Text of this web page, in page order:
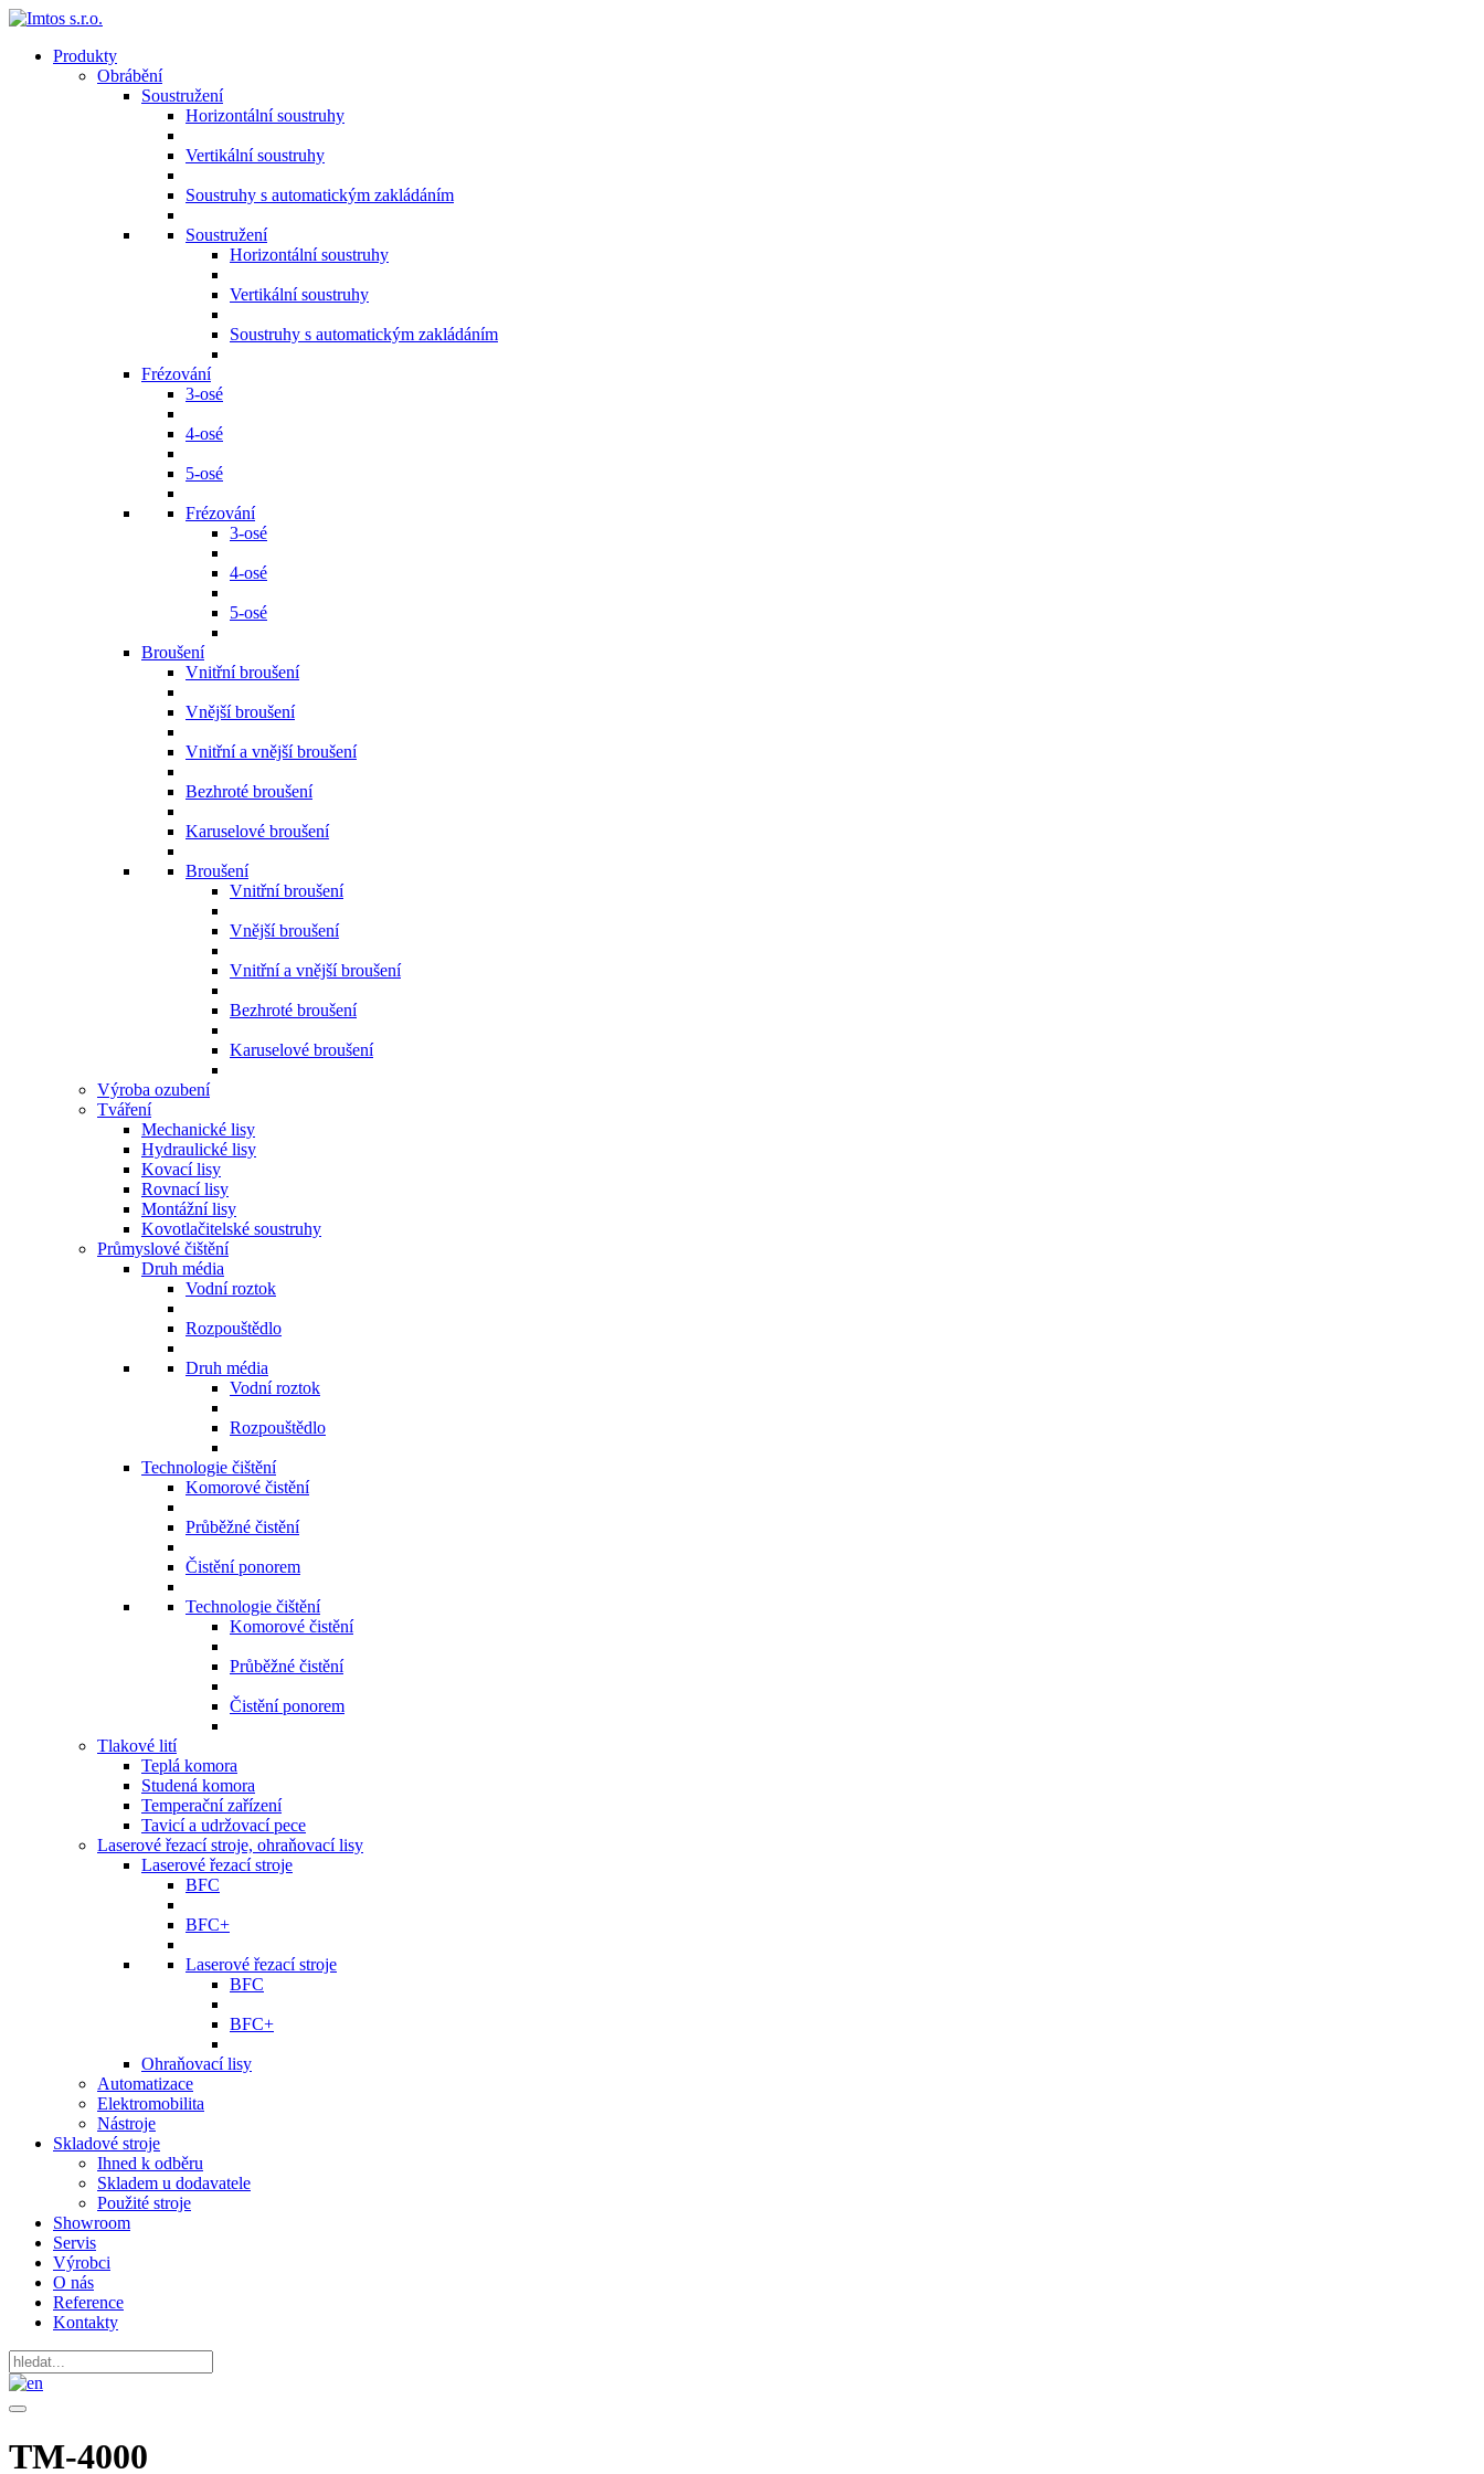
Produkty
Obrábění
Soustružení
Horizontální soustruhy
Vertikální soustruhy
Soustruhy s automatickým zakládáním
Soustružení
Horizontální soustruhy
Vertikální soustruhy
Soustruhy s automatickým zakládáním
Frézování
3-osé
4-osé
5-osé
Frézování
3-osé
4-osé
5-osé
Broušení
Vnitřní broušení
Vnější broušení
Vnitřní a vnější broušení
Bezhroté broušení
Karuselové broušení
Broušení
Vnitřní broušení
Vnější broušení
Vnitřní a vnější broušení
Bezhroté broušení
Karuselové broušení
Výroba ozubení
Tváření
Mechanické lisy
Hydraulické lisy
Kovací lisy
Rovnací lisy
Montážní lisy
Kovotlačitelské soustruhy
Průmyslové čištění
Druh média
Vodní roztok
Rozpouštědlo
Druh média
Vodní roztok
Rozpouštědlo
Technologie čištění
Komorové čistění
Průběžné čistění
Čistění ponorem
Technologie čištění
Komorové čistění
Průběžné čistění
Čistění ponorem
Tlakové lití
Teplá komora
Studená komora
Temperační zařízení
Tavicí a udržovací pece
Laserové řezací stroje, ohraňovací lisy
Laserové řezací stroje
BFC
BFC+
Laserové řezací stroje
BFC
BFC+
Ohraňovací lisy
Automatizace
Elektromobilita
Nástroje
Skladové stroje
Ihned k odběru
Skladem u dodavatele
Použité stroje
Showroom
Servis
Výrobci
O nás
Reference
Kontakty
TM-4000